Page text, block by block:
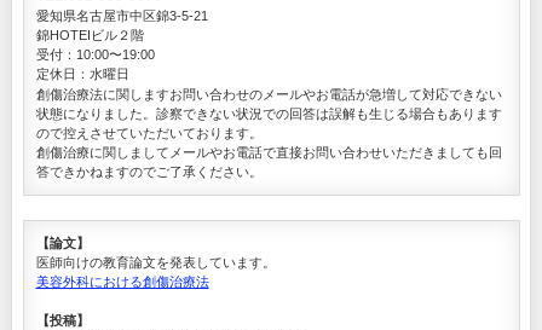
愛知県名古屋市中区錦3-5-21
錦HOTEIビル２階
受付：10:00〜19:00
定休日：水曜日
創傷治療法に関しますお問い合わせのメールやお電話が急増して対応できない
状態になりました。診察できない状況での回答は誤解も生じる場合もあります
ので控えさせていただいております。
創傷治療に関しましてメールやお電話で直接お問い合わせいただきましても回
答できかねますのでご了承ください。
【論文】
医師向けの教育論文を発表しています。
美容外科における創傷治療法
【投稿】